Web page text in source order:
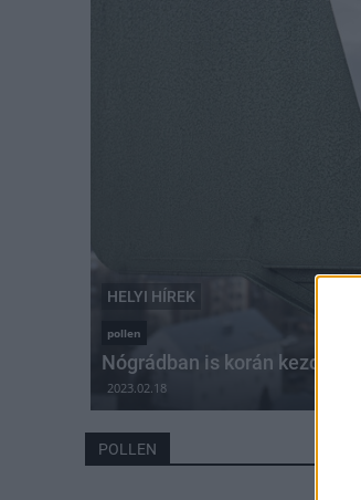
HELYI HÍREK
pollen
Nógrádban is korán
2023.02.18
POLLEN